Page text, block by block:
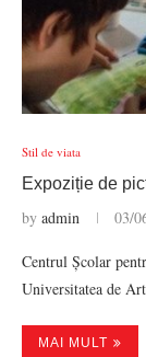
Stil de viata
Expoziție de
by admin 03/
Centrul Școlar
Universitatea de
MAI MULT